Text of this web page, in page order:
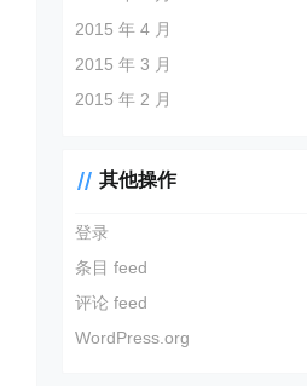
2015 年 4 月
2015 年 3 月
2015 年 2 月
其他操作
登录
条目 feed
评论 feed
WordPress.org